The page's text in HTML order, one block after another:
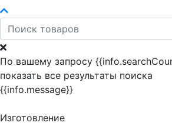
По вашему запросу
показать все результаты поиска
{{info.message}}
Изготовление